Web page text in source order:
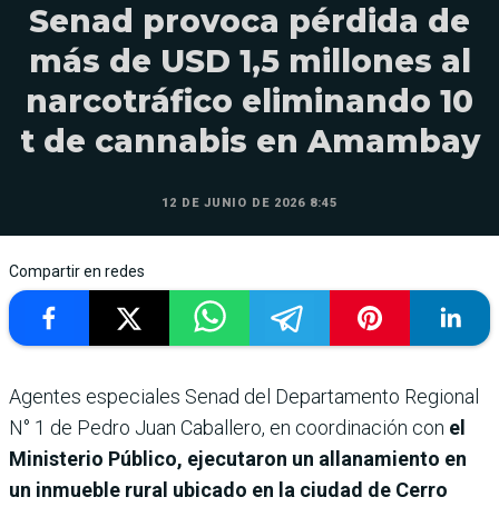
Senad provoca pérdida de
más de USD 1,5 millones al
narcotráfico eliminando 10
t de cannabis en Amambay
12 DE JUNIO DE 2026 8:45
Compartir en redes
Agentes especiales Senad del Departamento Regional
N° 1 de Pedro Juan Caballero, en coordinación con el
Ministerio Público, ejecutaron un allanamiento en
un inmueble rural ubicado en la ciudad de Cerro